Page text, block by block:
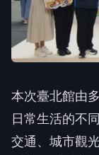
本次臺北館由
日常生活的不
交通、城市觀